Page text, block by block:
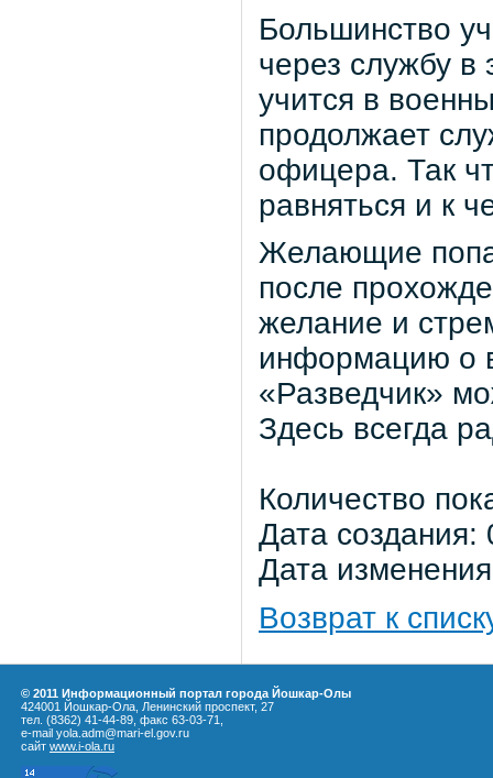
Большинство
через службу
учится в
продолжает
офицера. Так
равняться и к
Желающие
после
желание и
информацию о
«Разведчик»
Здесь всегда
Количество
Дата
Дата
Возврат к
© 2011 Информационный портал города Йошкар-Олы
424001 Йошкар-Ола, Ленинский проспект, 27
тел. (8362) 41-44-89, факс 63-03-71,
e-mail yola.adm@mari-el.gov.ru
сайт www.i-ola.ru